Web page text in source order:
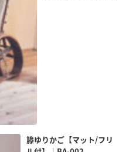
籐ゆりかご【マット/フリ